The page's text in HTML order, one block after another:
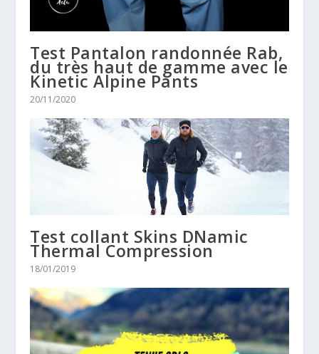
Test Pantalon randonnée Rab,
du très haut de gamme avec le
Kinetic Alpine Pants
20/11/2020
Test collant Skins DNamic
Thermal Compression
18/01/2019